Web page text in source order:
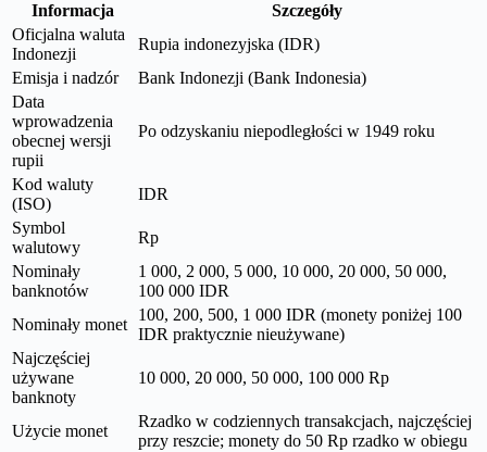
Informacja
Szczegóły
Oficjalna waluta
Indonezji
Rupia indonezyjska (IDR)
Emisja i nadzór
Bank Indonezji (Bank Indonesia)
Data
wprowadzenia
obecnej wersji
rupii
Po odzyskaniu niepodległości w 1949 roku
Kod waluty
(ISO)
IDR
Symbol
walutowy
Rp
Nominały
banknotów
1 000, 2 000, 5 000, 10 000, 20 000, 50 000,
100 000 IDR
Nominały monet
100, 200, 500, 1 000 IDR (monety poniżej 100
IDR praktycznie nieużywane)
Najczęściej
używane
banknoty
10 000, 20 000, 50 000, 100 000 Rp
Użycie monet
Rzadko w codziennych transakcjach, najczęściej
przy reszcie; monety do 50 Rp rzadko w obiegu